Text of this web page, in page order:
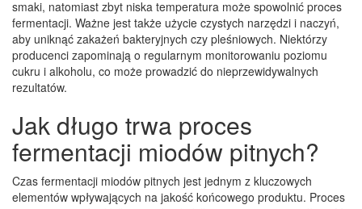
smaki, natomiast zbyt niska temperatura może spowolnić proces
fermentacji. Ważne jest także użycie czystych narzędzi i naczyń,
aby uniknąć zakażeń bakteryjnych czy pleśniowych. Niektórzy
producenci zapominają o regularnym monitorowaniu poziomu
cukru i alkoholu, co może prowadzić do nieprzewidywalnych
rezultatów.
Jak długo trwa proces
fermentacji miodów pitnych?
Czas fermentacji miodów pitnych jest jednym z kluczowych
elementów wpływających na jakość końcowego produktu. Proces